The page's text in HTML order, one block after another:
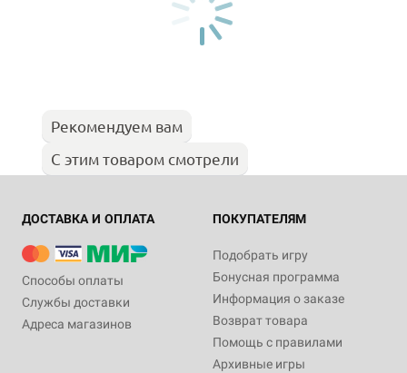
Рекомендуем вам
С этим товаром смотрели
ДОСТАВКА И ОПЛАТА
Способы оплаты
Службы доставки
Адреса магазинов
ПОКУПАТЕЛЯМ
Подобрать игру
Бонусная программа
Информация о заказе
Возврат товара
Помощь с правилами
Архивные игры